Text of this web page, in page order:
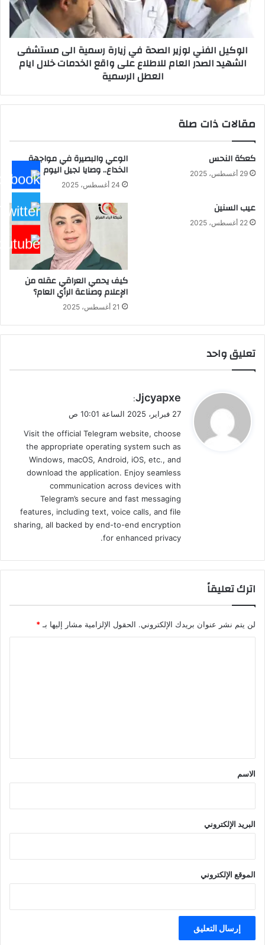
رسمية
مستشفى
الشهيد
الصدر
على
الخدمات
العطل
الرسمية
الوكيل الفني لوزير الصحة في زيارة رسمية الى مستشفى
الشهيد الصدر العام للاطلاع على واقع الخدمات خلال ايام
العطل الرسمية
مقالات ذات صلة
كعكة النحس
29 أغسطس، 2025
الوعي والبصيرة في مواجهة
الخداع.. وصايا لجيل اليوم
24 أغسطس، 2025
عيب السنين
22 أغسطس، 2025
كيف يحمي العراقي عقله من
الإعلام وصناعة الرأي العام؟
21 أغسطس، 2025
تعليق واحد
ي
ل
Jjcyapxe
:
27 فبراير، 2025 الساعة 10:01 ص
Visit the official Telegram website, choose
the appropriate operating system such as
Windows, macOS, Android, iOS, etc., and
download the application. Enjoy seamless
communication across devices with
Telegram’s secure and fast messaging
features, including text, voice calls, and file
sharing, all backed by end-to-end encryption
for enhanced privacy.
اترك تعليقاً
لن يتم نشر عنوان بريدك الإلكتروني. الحقول الإلزامية مشار إليها بـ *
*
الاسم
البريد الإلكتروني
الموقع الإلكتروني